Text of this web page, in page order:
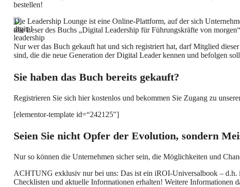
bestellen!
Die Leadership Lounge ist eine Online-Plattform, auf der sich
alle Leser des Buchs „Digital Leadership für Führungskräfte von
Nur wer das Buch gekauft hat und sich registriert hat, darf Mitglied
sind, die die neue Generation der Digital Leader kennen und befolgen
Sie haben das Buch bereits gekauft?
Registrieren Sie sich hier kostenlos und bekommen Sie Zugang zu
[elementor-template id=“242125″]
Seien Sie nicht Opfer der Evolution, sondern
Nur so können die Unternehmen sicher sein, die Möglichkeiten und
ACHTUNG exklusiv nur bei uns: Das ist ein iROI-Universalbook – d.h.
Checklisten und aktuelle Informationen erhalten! Weitere Informationen